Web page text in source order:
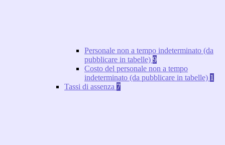
Personale non a tempo indeterminato (da
pubblicare in tabelle) 9
Costo del personale non a tempo
indeterminato (da pubblicare in tabelle) 1
Tassi di assenza 7